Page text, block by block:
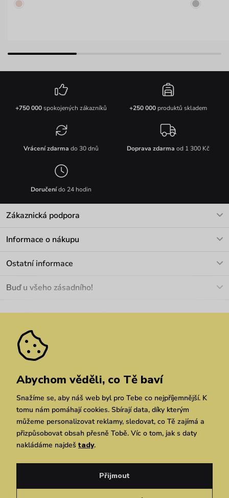
+750 000spokojených zákazníků +250 000produktů skladem
Vrácení zdarma do 30 dnů Doprava zdarma od 1 300 Kč
Doručenído 24 hodin
Zákaznická podpora
Informace o nákupu
Materiály a údržba
Pozáruční opravy
Ostatní informace
Velkoobchod
We Care
Dárkové poukazy
Vuchlook
Prodejny
Praha Brno Chrudim
Buď u všeho zásadního!
Zásady ochrany osobních údajů
Simplia.cz
Zásady ochrany osobních údajů
Abychom věděli, co Tě baví
Snažíme se, aby náš web byl pro Tebe co nejpříjemnější. K
tomu nám pomáhají cookies. Sbírají data, díky kterým
můžeme personalizovat reklamy, sledovat, co Tě zajímá a
přizpůsobovat obsah přesně Tobě. Víc o tom, jak s daty
nakládáme najdeš tady.
Přijmout